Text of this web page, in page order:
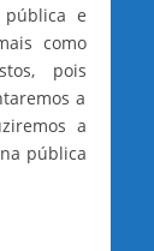
e
como
pois
a
a
pública